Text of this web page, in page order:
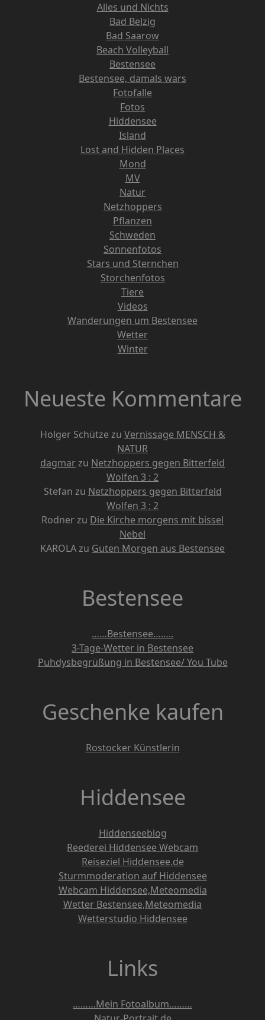
Alles und Nichts
Bad Belzig
Bad Saarow
Beach Volleyball
Bestensee
Bestensee, damals wars
Fotofalle
Fotos
Hiddensee
Island
Lost and Hidden Places
Mond
MV
Natur
Netzhoppers
Pflanzen
Schweden
Sonnenfotos
Stars und Sternchen
Storchenfotos
Tiere
Videos
Wanderungen um Bestensee
Wetter
Winter
Neueste Kommentare
Holger Schütze zu Vernissage MENSCH &
NATUR
dagmarzu Netzhoppers gegen Bitterfeld
Wolfen 3 : 2
Stefan zu Netzhoppers gegen Bitterfeld
Wolfen 3 : 2
Rodnerzu Die Kirche morgens mit bissel
Nebel
KAROLAzu Guten Morgen aus Bestensee
Bestensee
……Bestensee……..
3-Tage-Wetter in Bestensee
Puhdysbegrüßung in Bestensee/ You Tube
Geschenke kaufen
Rostocker Künstlerin
Hiddensee
Hiddenseeblog
Reederei Hiddensee Webcam
Reiseziel Hiddensee.de
Sturmmoderation auf Hiddensee
Webcam Hiddensee,Meteomedia
Wetter Bestensee,Meteomedia
Wetterstudio Hiddensee
Links
………Mein Fotoalbum………